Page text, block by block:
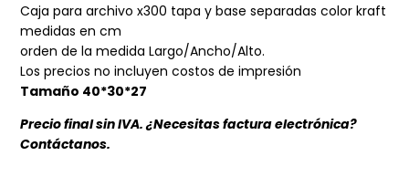
Caja para archivo x300 tapa y base separadas color kraft
medidas en cm
orden de la medida Largo/Ancho/Alto.
Los precios no incluyen costos de impresión
Tamaño 40*30*27
Precio final sin IVA. ¿Necesitas factura electrónica?
Contáctanos.